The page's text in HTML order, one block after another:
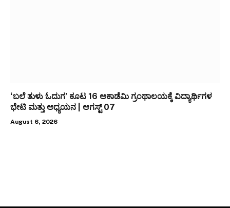
‘ಬಲೆ ತುಳು ಓದುಗ’ ಕೂಟ 16 ಅಕಾಡೆಮಿ ಗ್ರಂಥಾಲಯಕ್ಕೆ ವಿದ್ಯಾರ್ಥಿಗಳ
ಭೇಟಿ ಮತ್ತು ಅಧ್ಯಯನ | ಆಗಸ್ಟ್ 07
August 6, 2026